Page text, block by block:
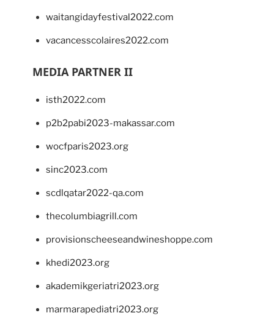
waitangidayfestival2022.com
vacancesscolaires2022.com
MEDIA PARTNER II
isth2022.com
p2b2pabi2023-makassar.com
wocfparis2023.org
sinc2023.com
scdlqatar2022-qa.com
thecolumbiagrill.com
provisionscheeseandwineshoppe.com
khedi2023.org
akademikgeriatri2023.org
marmarapediatri2023.org